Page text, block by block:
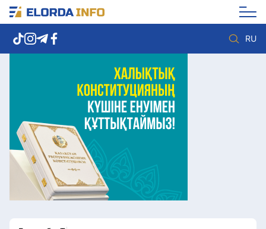
RU
Елорда жаңалықтары
Көзқарас
Саясат
Видео
Әлеумет
Экономика
Спорт
Мәдениет